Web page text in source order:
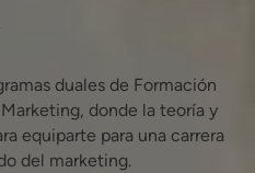
duales de Formación
donde la teoría y
equiparte para una carrera
del marketing.